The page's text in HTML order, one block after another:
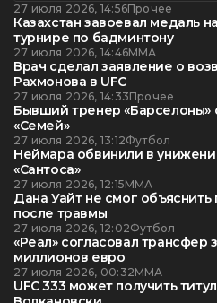
27 июля 2026, 14:56Прочее
Казахстан завоевал медаль
турнире по бадминтону
27 июля 2026, 14:46ММА
Врач сделал заявление о
Рахмонова в UFC
27 июля 2026, 14:33Прочее
Бывший тренер «Барселоны»
«Семей»
27 июля 2026, 13:12Футбол
Неймара обвинили в
«Сантоса»
27 июля 2026, 12:15ММА
Дана Уайт не смог
после травмы
27 июля 2026, 12:02Футбол
«Реал» согласовал трансфер
миллионов евро
27 июля 2026, 00:32ММА
UFC 333 может получить